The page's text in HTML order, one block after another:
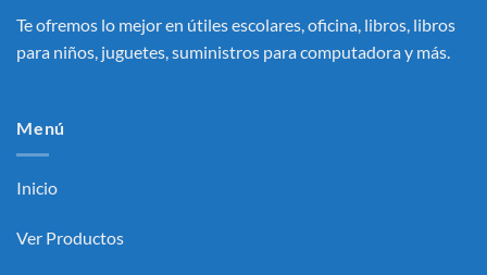
Te ofremos lo mejor en útiles escolares, oficina, libros, libros
para niños, juguetes, suministros para computadora y más.
Menú
Inicio
Ver Productos